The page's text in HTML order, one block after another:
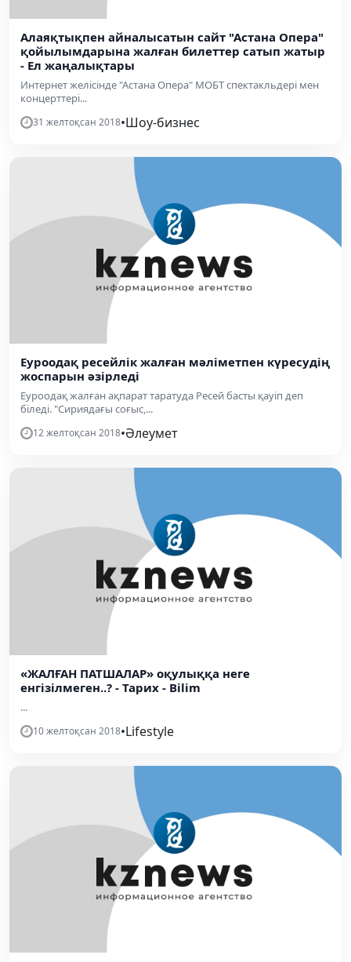
Алаяқтықпен айналысатын сайт "Астана Опера"
қойылымдарына жалған билеттер сатып жатыр
- Ел жаңалықтары
Интернет желісінде "Астана Опера" МОБТ спектакльдері мен
концерттері...
31 желтоқсан 2018•Шоу-бизнес
Еуроодақ ресейлік жалған мәліметпен күресудің
жоспарын әзірледі
Еуроодақ жалған ақпарат таратуда Ресей басты қауіп деп
біледі. "Сириядағы соғыс,...
12 желтоқсан 2018•Әлеумет
«ЖАЛҒАН ПАТШАЛАР» оқулыққа неге
енгізілмеген..? - Тарих - Bilim
...
10 желтоқсан 2018•Lifestyle